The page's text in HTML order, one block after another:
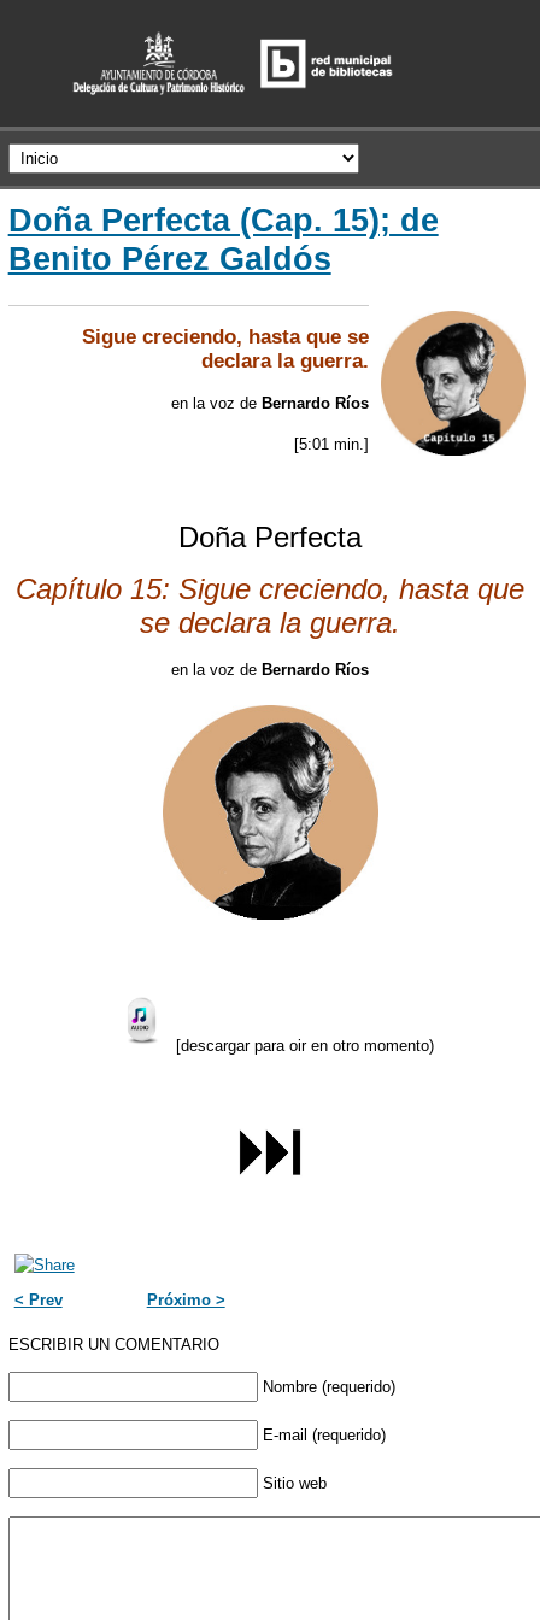
Doña Perfecta (Cap. 15); de
Benito Pérez Galdós
Sigue creciendo, hasta que se
declara la guerra.
en la voz de Bernardo Ríos
[5:01 min.]
Doña Perfecta
Capítulo 15: Sigue creciendo, hasta que
se declara la guerra.
en la voz de Bernardo Ríos
[descargar para oir en otro momento)
< Prev Próximo >
ESCRIBIR UN COMENTARIO
Nombre (requerido)
E-mail (requerido)
Sitio web